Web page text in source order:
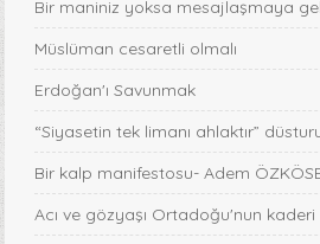
Bir maniniz yoksa mesajlaşmaya
Müslüman cesaretli olmalı
Erdoğan'ı Savunmak
“Siyasetin tek limanı ahlaktır”
Bir kalp manifestosu- Adem
Acı ve gözyaşı Ortadoğu'nun kaderi